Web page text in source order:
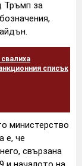
Тръмп за
списък
министерство
е, че
свързана